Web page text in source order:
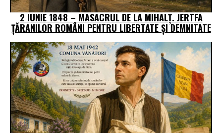
2 IUNIE 1848 – MASACRUL DE LA MIHALȚ. JERTFA
ȚĂRANILOR ROMÂNI PENTRU LIBERTATE ȘI DEMNITATE